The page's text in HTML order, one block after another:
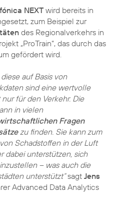
NEXT wird bereits in
zum Beispiel zur
des Regionalverkehrs in
„ProTrain“, das durch das
gefördert wird.
auf Basis von
sind eine wertvolle
für den Verkehr. Die
in vielen
Fragen
zu finden. Sie kann zum
Schadstoffen in der Luft
dabei unterstützen, sich
– was auch die
unterstützt“sagt Jens
Advanced Data Analytics